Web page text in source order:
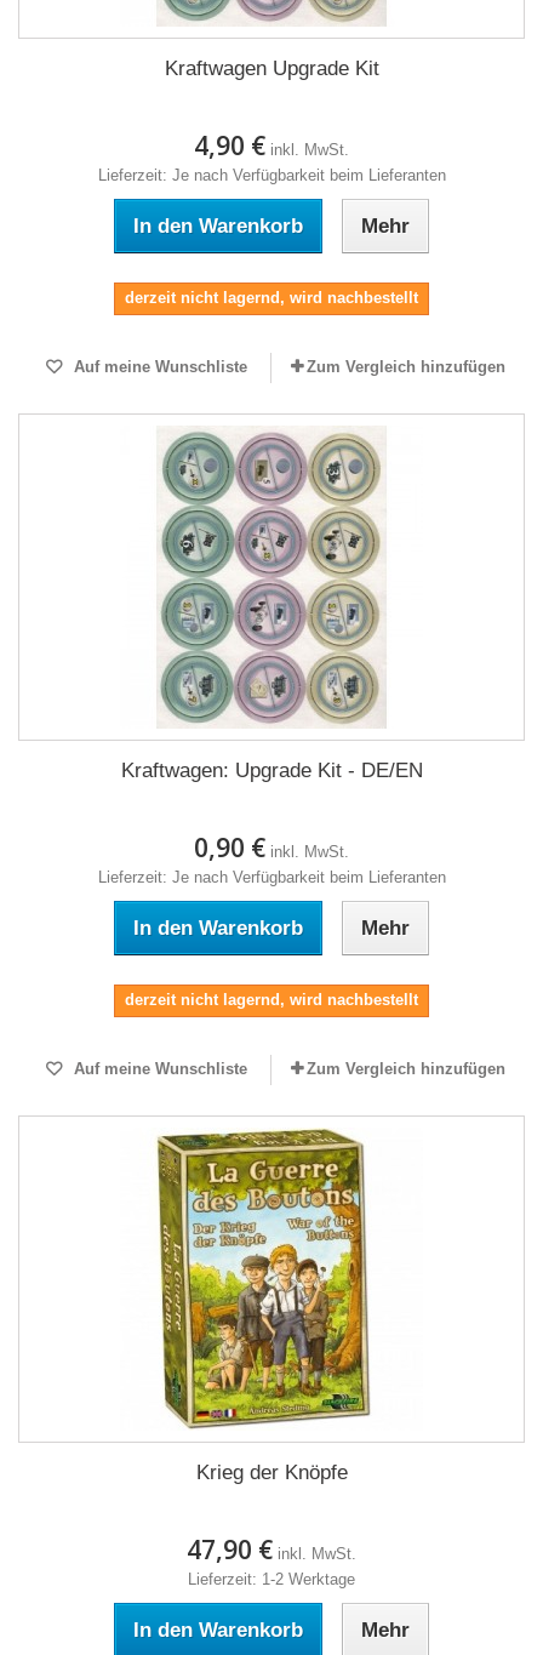
Kraftwagen Upgrade Kit
4,90 € inkl. MwSt.
Lieferzeit: Je nach Verfügbarkeit beim Lieferanten
In den Warenkorb Mehr
derzeit nicht lagernd, wird nachbestellt
Auf meine Wunschliste Zum Vergleich hinzufügen
Kraftwagen: Upgrade Kit - DE/EN
0,90 € inkl. MwSt.
Lieferzeit: Je nach Verfügbarkeit beim Lieferanten
In den Warenkorb Mehr
derzeit nicht lagernd, wird nachbestellt
Auf meine Wunschliste Zum Vergleich hinzufügen
Krieg der Knöpfe
47,90 € inkl. MwSt.
Lieferzeit: 1-2 Werktage
In den Warenkorb Mehr